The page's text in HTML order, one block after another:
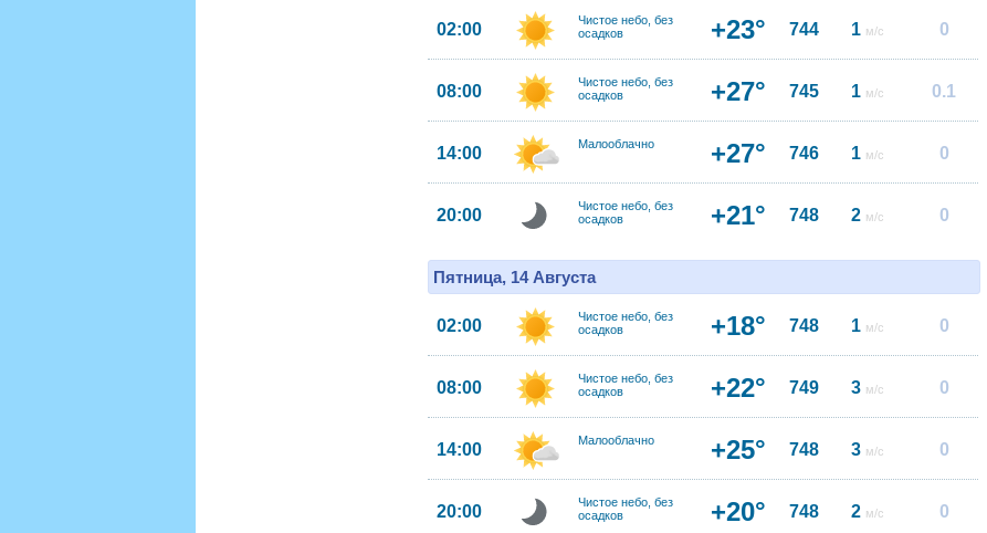
02:00
Чистое небо, без
осадков
+23° 744 1 м/с 0
08:00
Чистое небо, без
осадков
+27° 745 1 м/с 0.1
14:00 Малооблачно +27° 746 1 м/с 0
20:00
Чистое небо, без
осадков
+21° 748 2 м/с 0
Пятница, 14 Августа
02:00
Чистое небо, без
осадков
+18° 748 1 м/с 0
08:00
Чистое небо, без
осадков
+22° 749 3 м/с 0
14:00 Малооблачно +25° 748 3 м/с 0
20:00
Чистое небо, без
осадков
+20° 748 2 м/с 0